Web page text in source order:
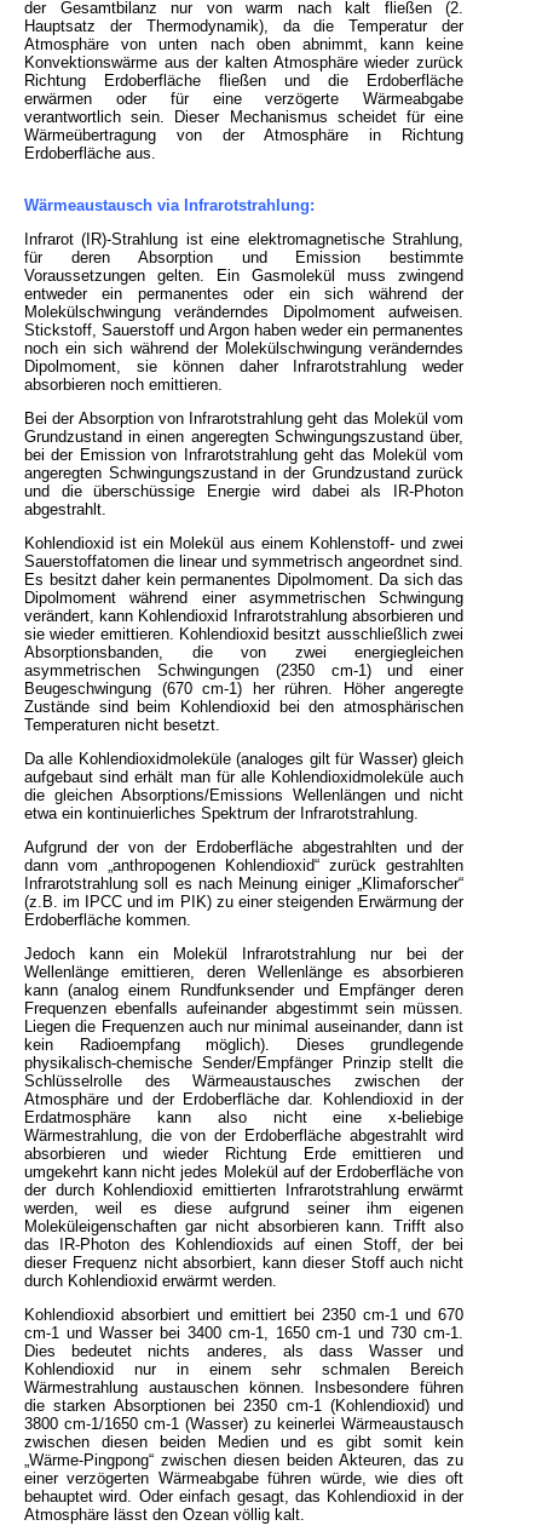
der Gesamtbilanz nur von warm nach kalt fließen (2.
Hauptsatz der Thermodynamik), da die Temperatur der
Atmosphäre von unten nach oben abnimmt, kann keine
Konvektionswärme aus der kalten Atmosphäre wieder zurück
Richtung Erdoberfläche fließen und die Erdoberfläche
erwärmen oder für eine verzögerte Wärmeabgabe
verantwortlich sein. Dieser Mechanismus scheidet für eine
Wärmeübertragung von der Atmosphäre in Richtung
Erdoberfläche aus.
Wärmeaustausch via Infrarotstrahlung:
Infrarot (IR)-Strahlung ist eine elektromagnetische Strahlung,
für deren Absorption und Emission bestimmte
Voraussetzungen gelten. Ein Gasmolekül muss zwingend
entweder ein permanentes oder ein sich während der
Molekülschwingung veränderndes Dipolmoment aufweisen.
Stickstoff, Sauerstoff und Argon haben weder ein permanentes
noch ein sich während der Molekülschwingung veränderndes
Dipolmoment, sie können daher Infrarotstrahlung weder
absorbieren noch emittieren.
Bei der Absorption von Infrarotstrahlung geht das Molekül vom
Grundzustand in einen angeregten Schwingungszustand über,
bei der Emission von Infrarotstrahlung geht das Molekül vom
angeregten Schwingungszustand in der Grundzustand zurück
und die überschüssige Energie wird dabei als IR-Photon
abgestrahlt.
Kohlendioxid ist ein Molekül aus einem Kohlenstoff- und zwei
Sauerstoffatomen die linear und symmetrisch angeordnet sind.
Es besitzt daher kein permanentes Dipolmoment. Da sich das
Dipolmoment während einer asymmetrischen Schwingung
verändert, kann Kohlendioxid Infrarotstrahlung absorbieren und
sie wieder emittieren. Kohlendioxid besitzt ausschließlich zwei
Absorptionsbanden, die von zwei energiegleichen
asymmetrischen Schwingungen (2350 cm-1) und einer
Beugeschwingung (670 cm-1) her rühren. Höher angeregte
Zustände sind beim Kohlendioxid bei den atmosphärischen
Temperaturen nicht besetzt.
Da alle Kohlendioxidmoleküle (analoges gilt für Wasser) gleich
aufgebaut sind erhält man für alle Kohlendioxidmoleküle auch
die gleichen Absorptions/Emissions Wellenlängen und nicht
etwa ein kontinuierliches Spektrum der Infrarotstrahlung.
Aufgrund der von der Erdoberfläche abgestrahlten und der
dann vom „anthropogenen Kohlendioxid“ zurück gestrahlten
Infrarotstrahlung soll es nach Meinung einiger „Klimaforscher“
(z.B. im IPCC und im PIK) zu einer steigenden Erwärmung der
Erdoberfläche kommen.
Jedoch kann ein Molekül Infrarotstrahlung nur bei der
Wellenlänge emittieren, deren Wellenlänge es absorbieren
kann (analog einem Rundfunksender und Empfänger deren
Frequenzen ebenfalls aufeinander abgestimmt sein müssen.
Liegen die Frequenzen auch nur minimal auseinander, dann ist
kein Radioempfang möglich). Dieses grundlegende
physikalisch-chemische Sender/Empfänger Prinzip stellt die
Schlüsselrolle des Wärmeaustausches zwischen der
Atmosphäre und der Erdoberfläche dar. Kohlendioxid in der
Erdatmosphäre kann also nicht eine x-beliebige
Wärmestrahlung, die von der Erdoberfläche abgestrahlt wird
absorbieren und wieder Richtung Erde emittieren und
umgekehrt kann nicht jedes Molekül auf der Erdoberfläche von
der durch Kohlendioxid emittierten Infrarotstrahlung erwärmt
werden, weil es diese aufgrund seiner ihm eigenen
Moleküleigenschaften gar nicht absorbieren kann. Trifft also
das IR-Photon des Kohlendioxids auf einen Stoff, der bei
dieser Frequenz nicht absorbiert, kann dieser Stoff auch nicht
durch Kohlendioxid erwärmt werden.
Kohlendioxid absorbiert und emittiert bei 2350 cm-1 und 670
cm-1 und Wasser bei 3400 cm-1, 1650 cm-1 und 730 cm-1.
Dies bedeutet nichts anderes, als dass Wasser und
Kohlendioxid nur in einem sehr schmalen Bereich
Wärmestrahlung austauschen können. Insbesondere führen
die starken Absorptionen bei 2350 cm-1 (Kohlendioxid) und
3800 cm-1/1650 cm-1 (Wasser) zu keinerlei Wärmeaustausch
zwischen diesen beiden Medien und es gibt somit kein
„Wärme-Pingpong“ zwischen diesen beiden Akteuren, das zu
einer verzögerten Wärmeabgabe führen würde, wie dies oft
behauptet wird. Oder einfach gesagt, das Kohlendioxid in der
Atmosphäre lässt den Ozean völlig kalt.